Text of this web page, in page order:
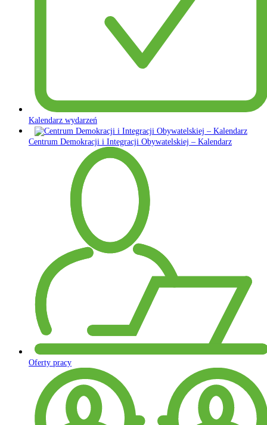
Kalendarz wydarzeń
Centrum Demokracji i Integracji Obywatelskiej – Kalendarz
Oferty pracy